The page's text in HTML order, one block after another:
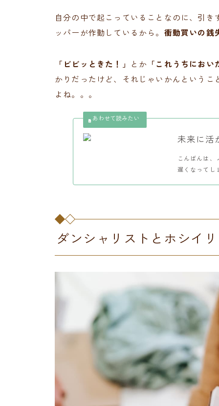
自分の中で起こっていることなのに、引
ッパーが作動しているから。 衝動買いの銭
「ビビッときた！」 とか 「これうちにお
かりだったけど、それじゃいかんという
よね。。。
未来に活
こんばんは
遅くなってし
ダンシャリストとホシイ